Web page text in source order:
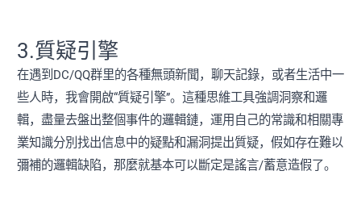
3.質疑引擎
在遇到DC/QQ群里的各種無頭新聞，聊天記錄，或者生活中一
些人時，我會開啟“質疑引擎”。這種思維工具強調洞察和邏
輯，盡量去盤出整個事件的邏輯鏈，運用自己的常識和相關專
業知識分別找出信息中的疑點和漏洞提出質疑，假如存在難以
彌補的邏輯缺陷，那麼就基本可以斷定是謠言/蓄意造假了。